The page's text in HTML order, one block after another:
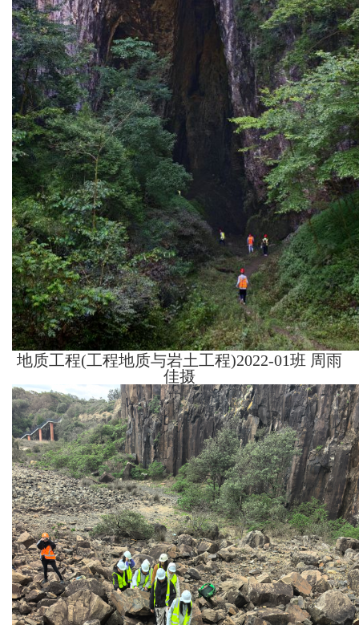
地质工程(工程地质与岩土工程)2022-01班 周雨
佳摄